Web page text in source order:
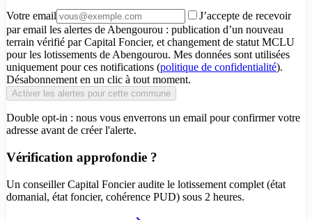
Votre email
J’accepte de recevoir
par email les alertes de Abengourou : publication d’un nouveau
terrain vérifié par Capital Foncier, et changement de statut MCLU
pour les lotissements de Abengourou. Mes données sont utilisées
uniquement pour ces notifications (politique de confidentialité).
Désabonnement en un clic à tout moment.
Activer les alertes pour cette commune
Double opt-in : nous vous enverrons un email pour confirmer votre
adresse avant de créer l'alerte.
Vérification approfondie ?
Un conseiller Capital Foncier audite le lotissement complet (état
domanial, état foncier, cohérence PUD) sous 2 heures.